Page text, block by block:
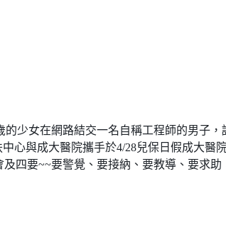
的少女在網路結交一名自稱工程師的男子
心與成大醫院攜手於4/28兒保日假成大醫
及四要~~要警覺、要接納、要教導、要求助